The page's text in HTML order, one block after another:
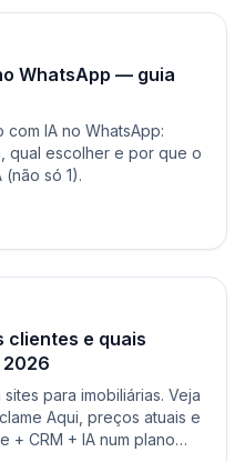
WhatsApp — guia
com IA no WhatsApp:
qual escolher e por que o
(não só 1).
clientes e quais
2026
para imobiliárias. Veja
Aqui, preços atuais e
+ CRM + IA num plano